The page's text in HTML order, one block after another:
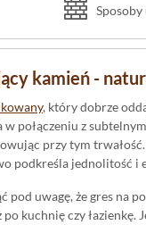
Sposoby
kamień -
, który dobrze
w połączeniu z
przy tym
podkreśla jednolitość i
uwagę, że gres na
po kuchnię czy